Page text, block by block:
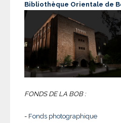
Bibliothèque Orientale de
FONDS DE LA BOB :
- Fonds photographique